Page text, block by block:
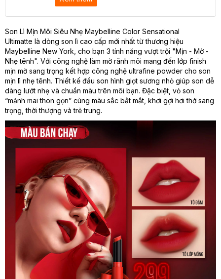
Son Lì Mịn Môi Siêu Nhẹ Maybelline Color Sensational
Ultimatte là dòng son lì cao cấp mới nhất từ thương hiệu
Maybelline New York, cho bạn 3 tính năng vượt trội "Mịn - Mờ -
Nhẹ tênh". Với công nghệ làm mờ rãnh môi mang đến lớp finish
mịn mờ sang trọng kết hợp công nghệ ultrafine powder cho son
mịn lì nhẹ tênh. Thiết kế đầu son hình giọt sương nhỏ giúp son dễ
dàng lướt nhẹ và chuẩn màu trên môi bạn. Đặc biệt, vỏ son
“mảnh mai thon gọn” cùng màu sắc bắt mắt, khơi gợi hơi thở sang
trọng, thời thượng và trẻ trung.